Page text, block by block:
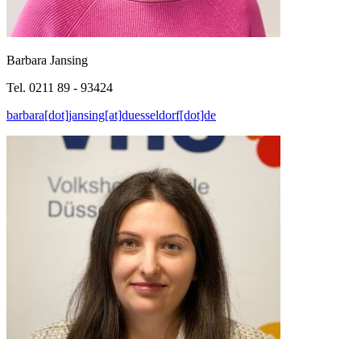
Barbara Jansing
Tel. 0211 89 - 93424
barbara[dot]jansing[at]duesseldorf[dot]de